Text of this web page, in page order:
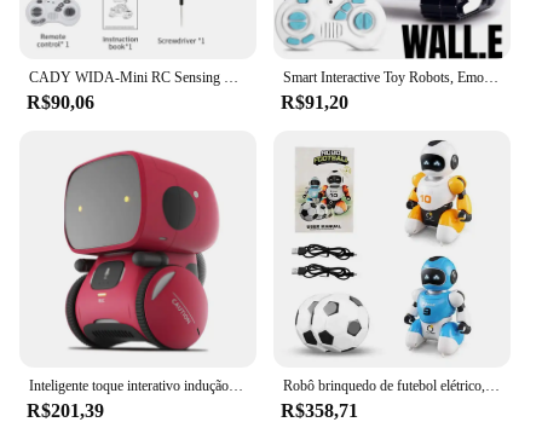
R$90,06
Smart Interactive Toy Robots, Emo Robot, Comando por Voz, Controle de Toque, Cantar, Dança, Presente para Crianças
R$91,20
R$201,39 R$358,71